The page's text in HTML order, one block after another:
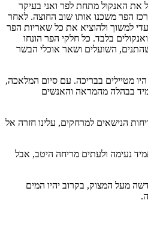
את האנקול מתחת לפר ואני בעיקר
הפר משכנו אותו שוב החוצה. לאחר
ועדי למשוך ולהוציא את כל שאריות הפר
בלבד. כל חלקי הפר הונחו
השועלים ושאר אוכלי הבשר
מטיילים בבריכה. עם סיום המלאכה,
בבהלה מהמראה והאנשים
הנישאים למרחקים, עלינו חזרה אל
נעימה ולעתים מריחה היטב, אבל
מעל המצוק, בקרוב יהיו המים